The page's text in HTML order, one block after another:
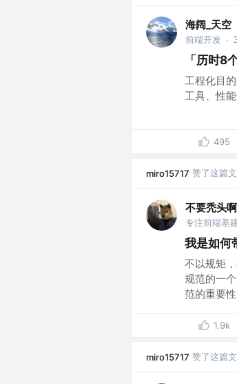
海阔_天空
前端开发 ·
「历时8
工程化目
工具、性
495
miro15717 赞了这篇
不要秃头啊
专注前端基
我是如何
不以规矩
规范的一
范的重要
1.9k
miro15717 赞了这篇